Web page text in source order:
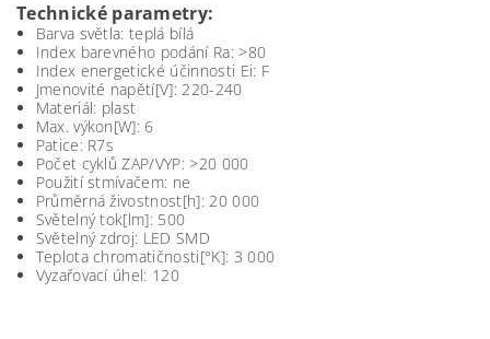
Technické parametry:
Barva světla: teplá bílá
Index barevného podání Ra: >80
Index energetické účinnosti Ei: F
Jmenovité napětí[V]: 220-240
Materiál: plast
Max. výkon[W]: 6
Patice: R7s
Počet cyklů ZAP/VYP: >20 000
Použití stmívačem: ne
Průměrná živostnost[h]: 20 000
Světelný tok[lm]: 500
Světelný zdroj: LED SMD
Teplota chromatičnosti[°K]: 3 000
Vyzařovací úhel: 120